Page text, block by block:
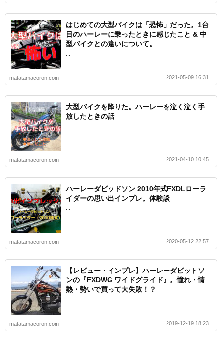
はじめての大型バイクは「恐怖」だった。1台
目のハーレーに乗ったときに感じたこと & 中
型バイクとの違いについて。
matatamacoron.com 2021-05-09 16:31
大型バイクを降りた。ハーレーを泣く泣く手
放したときの話
matatamacoron.com 2021-04-10 10:45
ハーレーダビッドソン 2010年式FXDLローラ
イダーの思い出インプレ。体験談
matatamacoron.com 2020-05-12 22:57
【レビュー・インプレ】ハーレーダビットソ
ンの『FXDWG ワイドグライド』。憧れ・情
熱・勢いで買って大失敗！？
matatamacoron.com 2019-12-19 18:23